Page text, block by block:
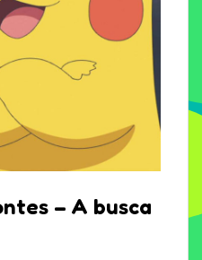
– A busca